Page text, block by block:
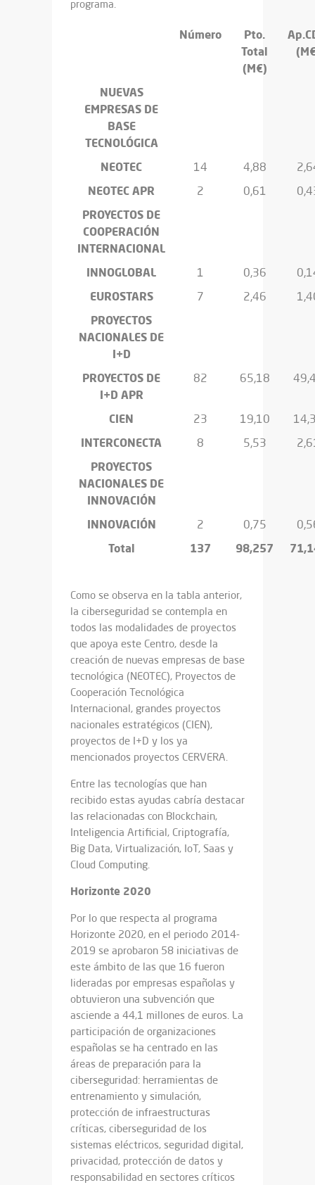
programa.
Número
Pto.
Total
(M€)
NUEVAS
EMPRESAS DE
BASE
TECNOLÓGICA
NEOTEC
14 4,88
NEOTEC APR 2 0,61
PROYECTOS DE
COOPERACIÓN
INTERNACIONAL
INNOGLOBAL
1 0,36
EUROSTARS 7 2,46
PROYECTOS
NACIONALES DE
I+D
PROYECTOS DE
I+D APR
82 65,18
CIEN 23 19,10
INTERCONECTA 8 5,53
PROYECTOS
NACIONALES DE
INNOVACIÓN
INNOVACIÓN
2 0,75
Total 137 98,257
Como se observa en la tabla anterior,
la ciberseguridad se contempla en
todos las modalidades de proyectos
que apoya este Centro, desde la
creación de nuevas empresas de base
tecnológica (NEOTEC), Proyectos de
Cooperación Tecnológica
Internacional, grandes proyectos
nacionales estratégicos (CIEN),
proyectos de I+D y los ya
mencionados proyectos CERVERA.
Entre las tecnologías que han
recibido estas ayudas cabría destacar
las relacionadas con Blockchain,
Inteligencia Artificial, Criptografía,
Big Data, Virtualización, IoT, Saas y
Cloud Computing.
Horizonte 2020
Por lo que respecta al programa
Horizonte 2020, en el periodo 2014-
2019 se aprobaron 58 iniciativas de
este ámbito de las que 16 fueron
lideradas por empresas españolas y
obtuvieron una subvención que
asciende a 44,1 millones de euros. La
participación de organizaciones
españolas se ha centrado en las
áreas de preparación para la
ciberseguridad: herramientas de
entrenamiento y simulación,
protección de infraestructuras
críticas, ciberseguridad de los
sistemas eléctricos, seguridad digital,
privacidad, protección de datos y
responsabilidad en sectores críticos